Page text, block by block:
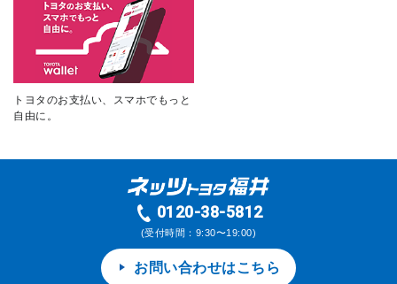
トヨタのお支払い、スマホでもっと
自由に。
0120-38-5812
(受付時間：9:30〜19:00)
お問い合わせはこちら